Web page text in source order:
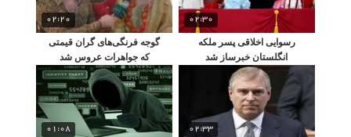
02:30
رسوایی اخلاقی پسر ملکه
انگلستان خبرساز شد
02:20
گوجه فرنگی‌های گران قیمتی
که جواهرات عروس شد
02:33
01:08